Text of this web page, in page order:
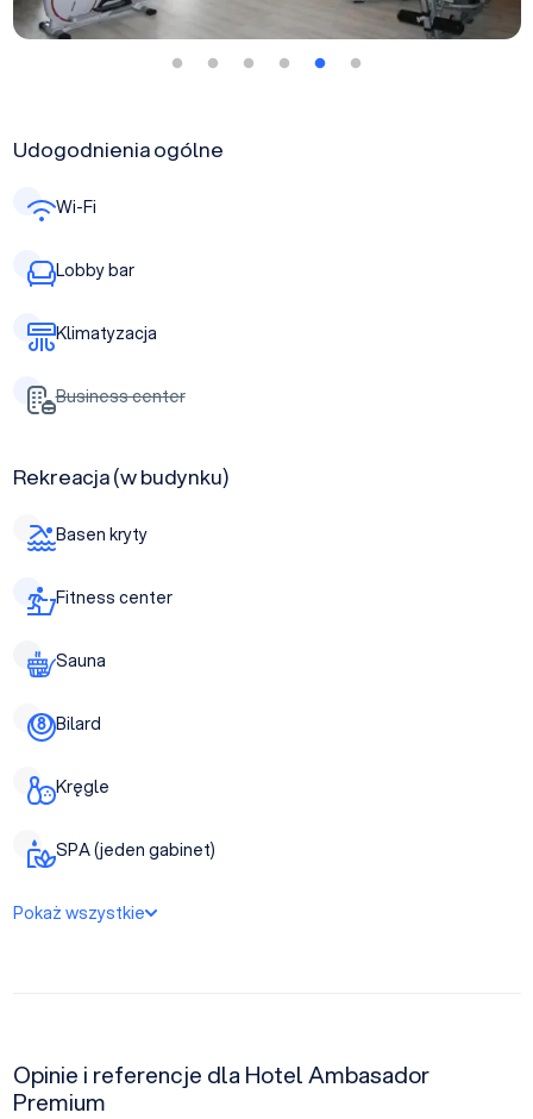
Udogodnienia ogólne
Wi-Fi
Lobby bar
Klimatyzacja
Business center
Rekreacja (w budynku)
Basen kryty
Fitness center
Sauna
Bilard
Kręgle
SPA (jeden gabinet)
Pokaż wszystkie
Opinie i referencje dla Hotel Ambasador
Premium